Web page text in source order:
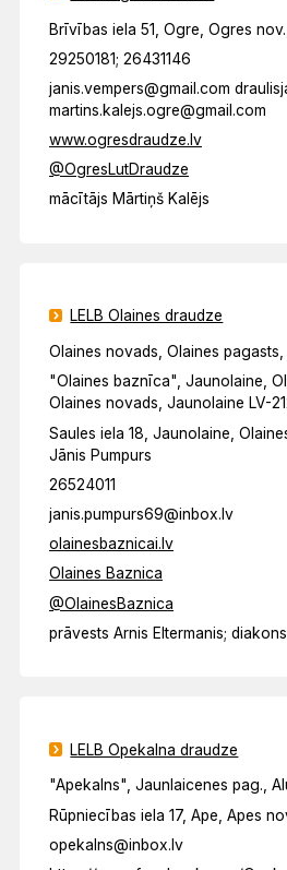
Brīvības iela 51, Ogre, Ogres
29250181; 26431146
janis.vempers@gmail.com
martins.kalejs.ogre@gmail.com
www.ogresdraudze.lv
@OgresLutDraudze
mācītājs Mārtiņš Kalējs
LELB Olaines draudze
Olaines novads, Olaines
"Olaines baznīca", Jaunolaine,
Olaines novads, Jaunolaine LV-
Saules iela 18, Jaunolaine,
Jānis Pumpurs
26524011
janis.pumpurs69@inbox.lv
olainesbaznicai.lv
Olaines Baznica
@OlainesBaznica
prāvests Arnis Eltermanis;
LELB Opekalna draudze
"Apekalns", Jaunlaicenes pag.,
Rūpniecības iela 17, Ape, Apes
opekalns@inbox.lv